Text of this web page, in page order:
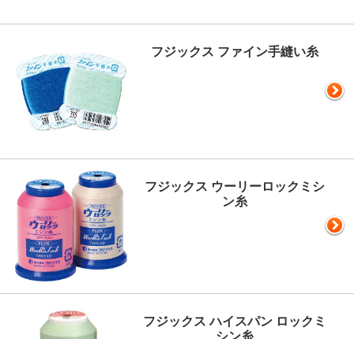
フジックス ファイン手縫い糸
フジックス ウーリーロックミシ
ン糸
フジックス ハイスパン ロックミ
シン糸